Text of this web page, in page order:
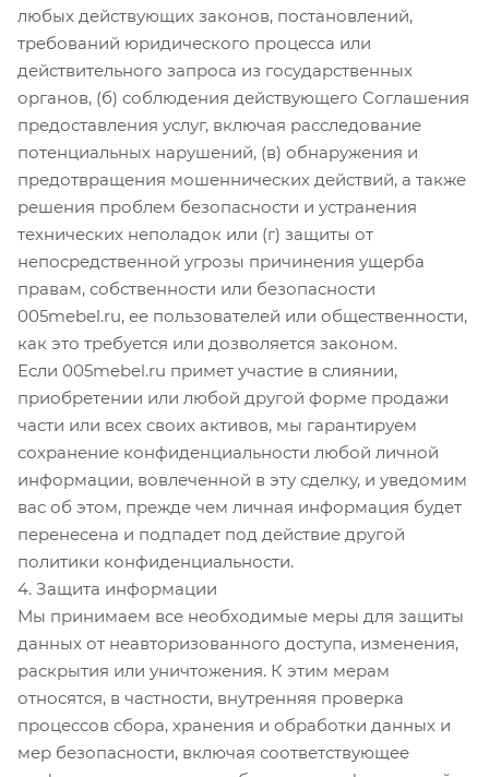
любых действующих законов, постановлений,
требований юридического процесса или
действительного запроса из государственных
органов, (б) соблюдения действующего Соглашения
предоставления услуг, включая расследование
потенциальных нарушений, (в) обнаружения и
предотвращения мошеннических действий, а также
решения проблем безопасности и устранения
технических неполадок или (г) защиты от
непосредственной угрозы причинения ущерба
правам, собственности или безопасности
005mebel.ru, ее пользователей или общественности,
как это требуется или дозволяется законом.
Если 005mebel.ru примет участие в слиянии,
приобретении или любой другой форме продажи
части или всех своих активов, мы гарантируем
сохранение конфиденциальности любой личной
информации, вовлеченной в эту сделку, и уведомим
вас об этом, прежде чем личная информация будет
перенесена и подпадет под действие другой
политики конфиденциальности.
4. Защита информации
Мы принимаем все необходимые меры для защиты
данных от неавторизованного доступа, изменения,
раскрытия или уничтожения. К этим мерам
относятся, в частности, внутренняя проверка
процессов сбора, хранения и обработки данных и
мер безопасности, включая соответствующее